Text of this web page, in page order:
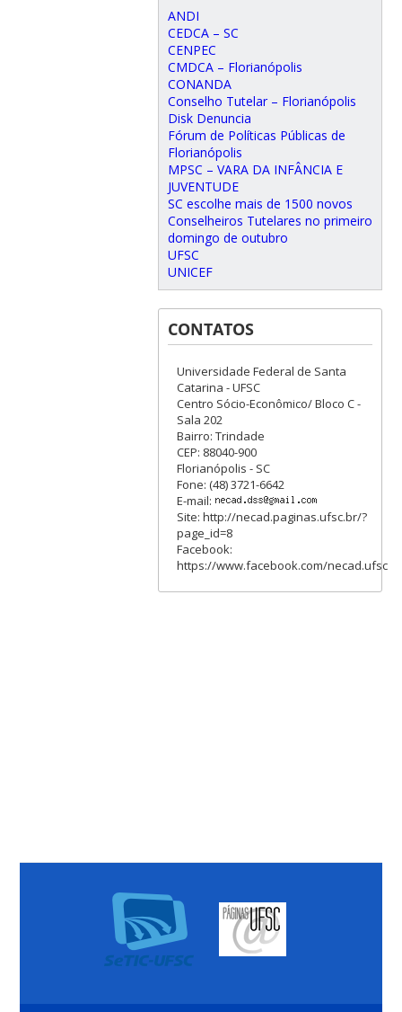
ANDI
CEDCA – SC
CENPEC
CMDCA – Florianópolis
CONANDA
Conselho Tutelar – Florianópolis
Disk Denuncia
Fórum de Políticas Públicas de
Florianópolis
MPSC – VARA DA INFÂNCIA E
JUVENTUDE
SC escolhe mais de 1500 novos
Conselheiros Tutelares no primeiro
domingo de outubro
UFSC
UNICEF
CONTATOS
Universidade Federal de Santa
Catarina - UFSC
Centro Sócio-Econômico/ Bloco C -
Sala 202
Bairro: Trindade
CEP: 88040-900
Florianópolis - SC
Fone: (48) 3721-6642
E-mail:
Site: http://necad.paginas.ufsc.br/?
page_id=8
Facebook:
https://www.facebook.com/necad.ufsc